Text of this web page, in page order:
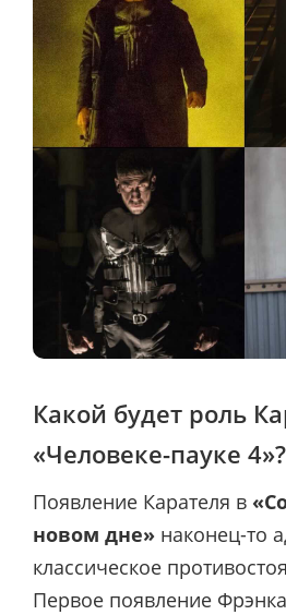
Какой будет роль
«Человеке-пауке 4»?
Появление Карателя в
новом дне» наконец-то
классическое
Первое появление